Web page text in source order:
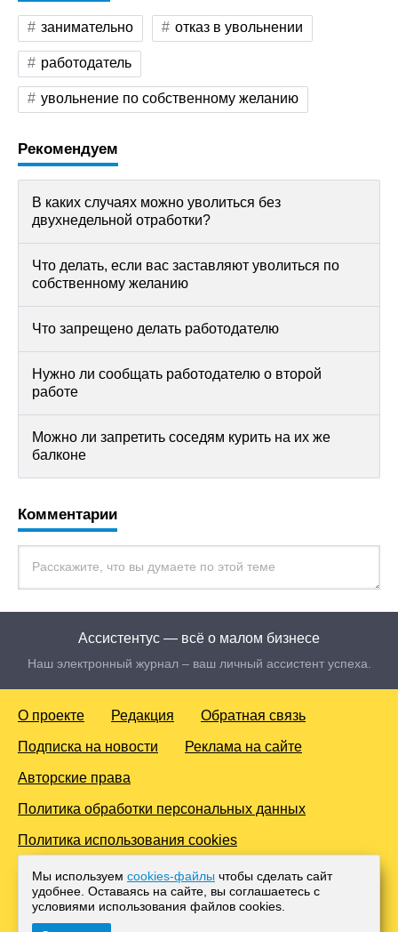
занимательно отказ в увольнении
работодатель
увольнение по собственному желанию
Рекомендуем
В каких случаях можно уволиться без
двухнедельной отработки?
Что делать, если вас заставляют уволиться по
собственному желанию
Что запрещено делать работодателю
Нужно ли сообщать работодателю о второй
работе
Можно ли запретить соседям курить на их же
балконе
Комментарии
Ассистентус — всё о малом бизнесе
Наш электронный журнал – ваш личный ассистент успеха.
О проекте Редакция Обратная связь
Подписка на новости Реклама на сайте
Авторские права
Политика обработки персональных данных
Политика использования cookies
© 2016-2026 Все права защищены. Для лиц старше 18 лет.
Любое копирование материалов и тиражирование в сети
Интернет, либо печатных изданиях без согласования с
Администрацией проекта, преследуется законом.
Мы используем cookies-файлы чтобы сделать сайт
удобнее. Оставаясь на сайте, вы соглашаетесь с
условиями использования файлов cооkies.